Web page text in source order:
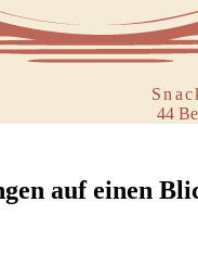
44
auf einen